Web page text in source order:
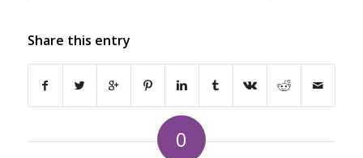
Share this entry
0